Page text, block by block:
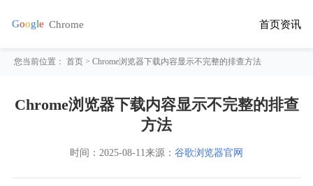
首页资讯
您当前位置：首页 > Chrome浏览器下载内容显示不完整的排查方法
Chrome浏览器下载内容显示不完整的排查
方法
时间： 2025-08-11来源： 谷歌浏览器官网